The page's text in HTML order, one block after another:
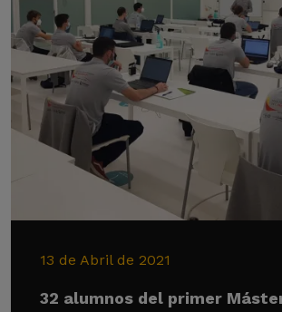
13 de Abril de 2021
32 alumnos del primer